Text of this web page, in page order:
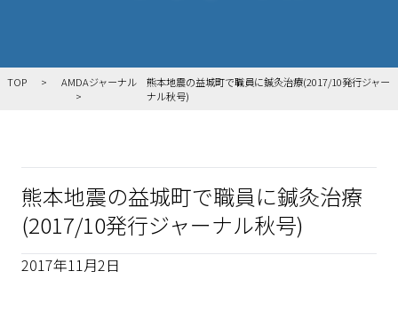
TOP AMDAジャーナル
熊本地震の益城町で職員に鍼灸治療(2017/10発行ジャー
ナル秋号)
熊本地震の益城町で職員に鍼灸治療
(2017/10発行ジャーナル秋号)
2017年11月2日